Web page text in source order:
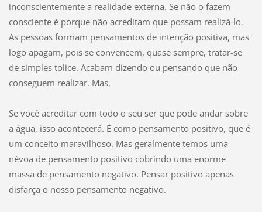
inconscientemente a realidade externa. Se não o fazem
consciente é porque não acreditam que possam realizá-lo.
As pessoas formam pensamentos de intenção positiva, mas
logo apagam, pois se convencem, quase sempre, tratar-se
de simples tolice. Acabam dizendo ou pensando que não
conseguem realizar. Mas,
Se você acreditar com todo o seu ser que pode andar sobre
a água, isso acontecerá. É como pensamento positivo, que é
um conceito maravilhoso. Mas geralmente temos uma
névoa de pensamento positivo cobrindo uma enorme
massa de pensamento negativo. Pensar positivo apenas
disfarça o nosso pensamento negativo.